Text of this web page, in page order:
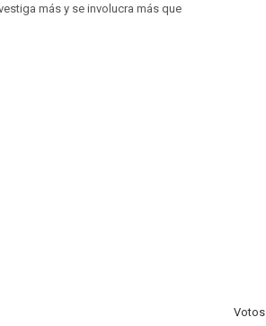
más y se involucra más que
Votos